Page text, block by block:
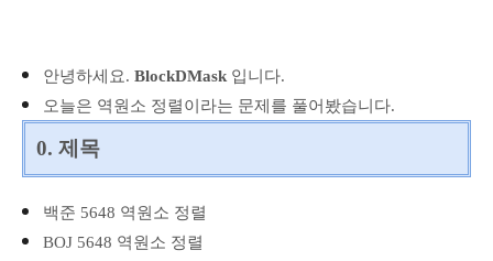
안녕하세요. BlockDMask 입니다.
오늘은 역원소 정렬이라는 문제를 풀어봤습니다.
0. 제목
백준 5648 역원소 정렬
BOJ 5648 역원소 정렬